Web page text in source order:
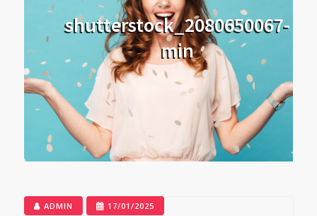
shutterstock_2080650067-
min
ADMIN 17/01/2025